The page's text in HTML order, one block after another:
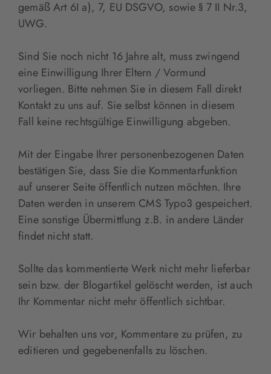
gemäß Art 6I a), 7, EU DSGVO, sowie § 7 II Nr.3,
UWG.
Sind Sie noch nicht 16 Jahre alt, muss zwingend
eine Einwilligung Ihrer Eltern / Vormund
vorliegen. Bitte nehmen Sie in diesem Fall direkt
Kontakt zu uns auf. Sie selbst können in diesem
Fall keine rechtsgültige Einwilligung abgeben.
Mit der Eingabe Ihrer personenbezogenen Daten
bestätigen Sie, dass Sie die Kommentarfunktion
auf unserer Seite öffentlich nutzen möchten. Ihre
Daten werden in unserem CMS Typo3 gespeichert.
Eine sonstige Übermittlung z.B. in andere Länder
findet nicht statt.
Sollte das kommentierte Werk nicht mehr lieferbar
sein bzw. der Blogartikel gelöscht werden, ist auch
Ihr Kommentar nicht mehr öffentlich sichtbar.
Wir behalten uns vor, Kommentare zu prüfen, zu
editieren und gegebenenfalls zu löschen.